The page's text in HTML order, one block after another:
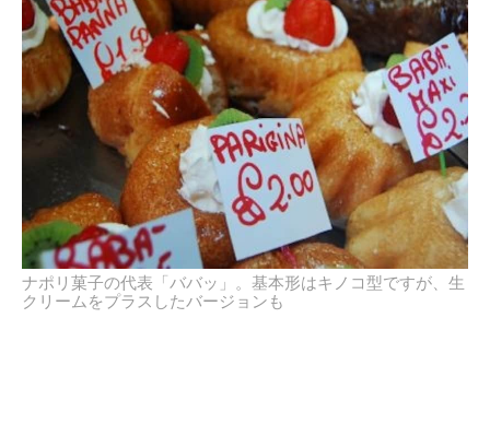
ナポリ菓子の代表「ババッ」。基本形はキノコ型ですが、生
クリームをプラスしたバージョンも